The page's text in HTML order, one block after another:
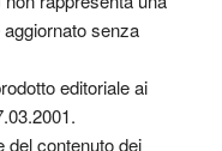
senza
editoriale ai
del contenuto dei